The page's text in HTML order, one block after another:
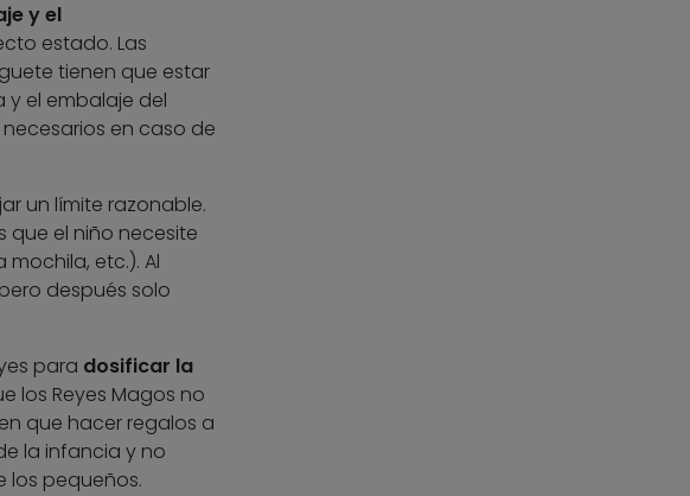
y el
estado. Las
tienen que estar
y el embalaje del
en caso de
un límite razonable.
que el niño necesite
etc.). Al
después solo
para dosificar la
los Reyes Magos no
que hacer regalos a
la infancia y no
los pequeños.